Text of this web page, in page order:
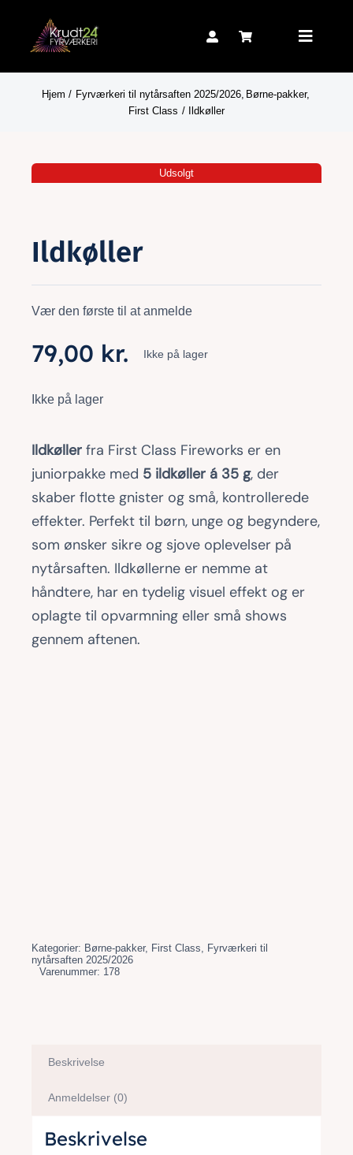
content
Toggle
Hjem Fyrværkeri til nytårsaften 2025/2026 Børne-pakker
First Class
Ildkøller
Udsolgt
Tilbud!
Ildkøller
Vær den første til at anmelde
79,00 kr. Ikke på lager
Ikke på lager
Ildkøllerfra First Class Fireworks er en
juniorpakke med 5 ildkøller á 35 g, der
skaber flotte gnister og små, kontrollerede
effekter. Perfekt til børn, unge og begyndere,
som ønsker sikre og sjove oplevelser på
nytårsaften. Ildkøllerne er nemme at
håndtere, har en tydelig visuel effekt og er
oplagte til opvarmning eller små shows
gennem aftenen.
Kategorier: Børne-pakker, First Class
Fyrværkeri til
nytårsaften 2025/2026
Varenummer: 178
Beskrivelse
Anmeldelser (0)
Beskrivelse